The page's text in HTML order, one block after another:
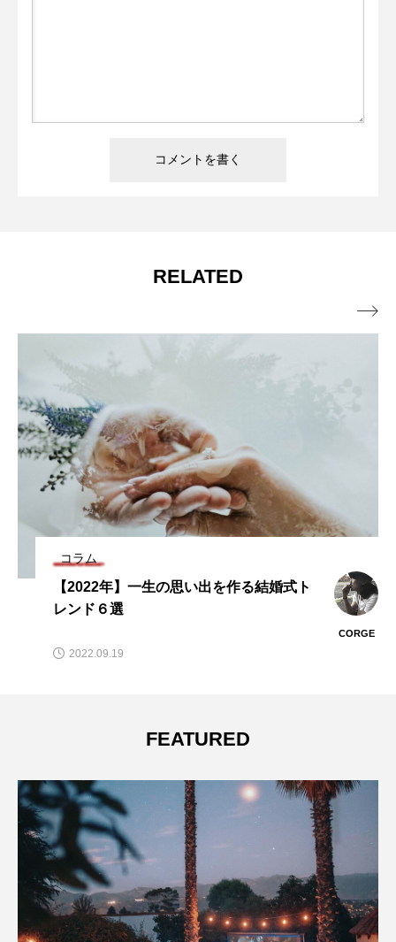
RELATED
コラム
【2022年】一生の思い出を作る結婚式ト
レンド６選
CORGE
2022.09.19

FEATURED